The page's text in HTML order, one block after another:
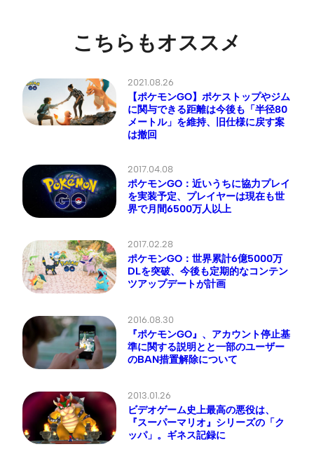
こちらもオススメ
2021.08.26
【ポケモンGO】ポケストップやジム
に関与できる距離は今後も「半径80
メートル」を維持、旧仕様に戻す案
は撤回
2017.04.08
ポケモンGO：近いうちに協力プレイ
を実装予定、プレイヤーは現在も世
界で月間6500万人以上
2017.02.28
ポケモンGO：世界累計6億5000万
DLを突破、今後も定期的なコンテン
ツアップデートが計画
2016.08.30
『ポケモンGO』、アカウント停止基
準に関する説明とと一部のユーザー
のBAN措置解除について
2013.01.26
ビデオゲーム史上最高の悪役は、
『スーパーマリオ』シリーズの「ク
ッパ」。ギネス記録に